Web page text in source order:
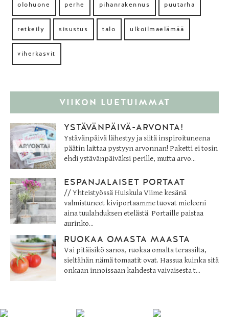
olohuone perhe pihanrakennus puutarha
retkeily sisustus talo ulkoilmaelämää
viherkasvit
VIIKON LUETUIMMAT
YSTÄVÄNPÄIVÄ-ARVONTA!
Ystävänpäivä lähestyy ja siitä inspiroituneena
päätin laittaa pystyyn arvonnan! Paketti ei tosin
ehdi ystävänpäiväksi perille, mutta arvo...
ESPANJALAISET PORTAAT
// Yhteistyössä Huiskula Viime kesänä
valmistuneet kiviportaamme tuovat mieleeni
aina tuulahduksen etelästä. Portaille paistaa
aurinko...
RUOKAA OMASTA MAASTA
Vai pitäisikö sanoa, ruokaa omalta terassilta,
sieltähän nämä tomaatit ovat. Hassua kuinka sitä
onkaan innoissaan kahdesta vaivaisesta t...